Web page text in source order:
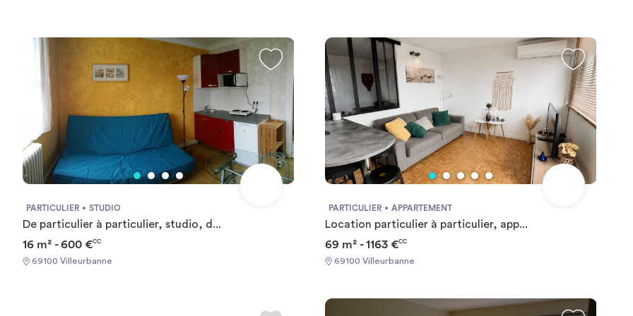
PARTICULIER STUDIO
De particulier à particulier, studio, d...
16 m² - 600 €CC
69100 Villeurbanne
PARTICULIER APPARTEMENT
Location particulier à particulier, app...
69 m² - 1163 €CC
69100 Villeurbanne